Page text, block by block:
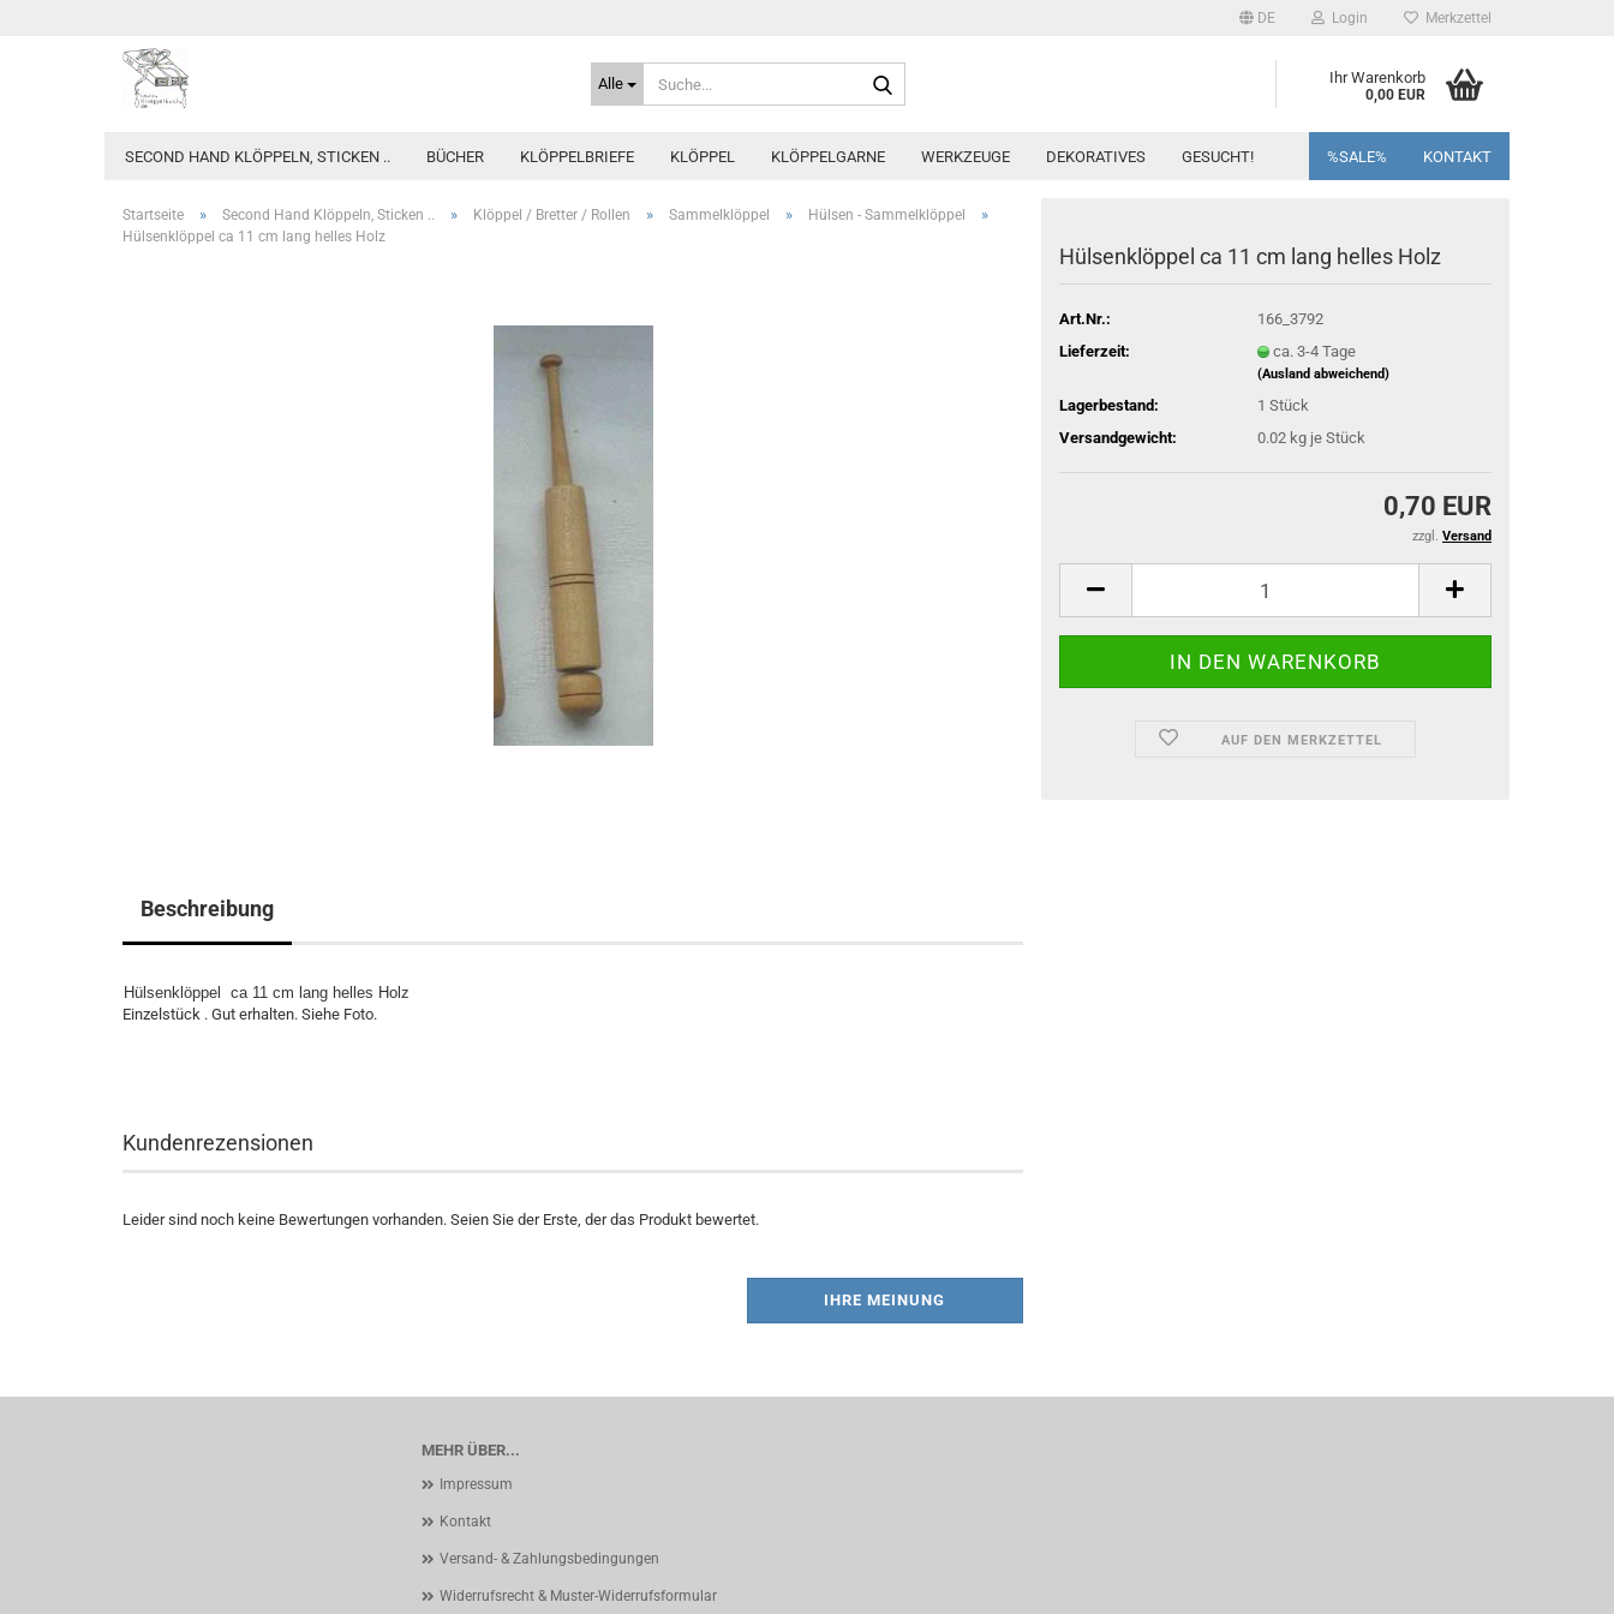
DE Login Merkzettel
Alle Ihr Warenkorb
0,00 EUR
SECOND HAND KLÖPPELN, STICKEN .. BÜCHER KLÖPPELBRIEFE KLÖPPEL KLÖPPELGARNE WERKZEUGE DEKORATIVES GESUCHT! %SALE% KONTAKT
Startseite » Second Hand Klöppeln, Sticken .. » Klöppel / Bretter / Rollen » Sammelklöppel » Hülsen - Sammelklöppel »
Hülsenklöppel ca 11 cm lang helles Holz
Hülsenklöppel ca 11 cm lang helles Holz
Art.Nr.:
166_3792
Lieferzeit:
ca. 3-4 Tage
(Ausland abweichend)
Lagerbestand: 1 Stück
Versandgewicht:
0.02 kg je Stück
0,70 EUR
zzgl. Versand
AUF DEN MERKZETTEL
Beschreibung
Hülsenklöppel ca 11 cm lang helles Holz
Einzelstück . Gut erhalten. Siehe Foto.
Kundenrezensionen
Leider sind noch keine Bewertungen vorhanden. Seien Sie der Erste, der das Produkt bewertet.
IHRE MEINUNG
MEHR ÜBER...
Impressum
Kontakt
Versand- & Zahlungsbedingungen
Widerrufsrecht & Muster-Widerrufsformular